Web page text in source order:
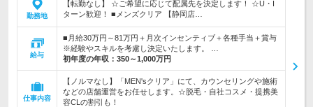
勤務地
【転勤なし】 ☆ご希望に応じて配属先を決定します！ ☆U・I
ターン歓迎！ ■メンズクリア 【静岡店…
給与
■月給30万円～81万円＋月次インセンティブ＋各種手当＋賞与
※経験やスキルを考慮し決定いたします。 …
初年度の年収： 350～1,000万円
仕事内容
【ノルマなし】「MEN'sクリア」にて、カウンセリングや施術
などの店舗運営をお任せします。☆脱毛・自社コスメ・提携美
容CLの割引も！